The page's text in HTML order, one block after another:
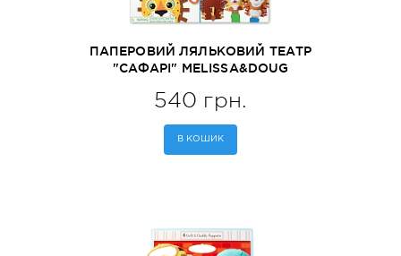
ПАПЕРОВИЙ ЛЯЛЬКОВИЙ ТЕАТР
"САФАРІ" MELISSA&DOUG
540 грн.
В КОШИК